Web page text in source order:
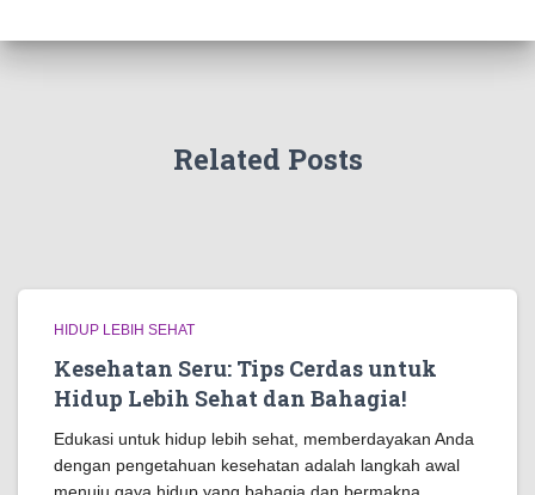
Related Posts
HIDUP LEBIH SEHAT
Kesehatan Seru: Tips Cerdas untuk
Hidup Lebih Sehat dan Bahagia!
Edukasi untuk hidup lebih sehat, memberdayakan Anda
dengan pengetahuan kesehatan adalah langkah awal